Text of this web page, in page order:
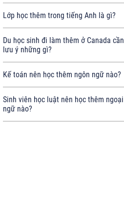
Lớp học thêm trong tiếng Anh là gì?
Du học sinh đi làm thêm ở Canada cần
lưu ý những gì?
Kế toán nên học thêm ngôn ngữ nào?
Sinh viên học luật nên học thêm ngoại
ngữ nào?